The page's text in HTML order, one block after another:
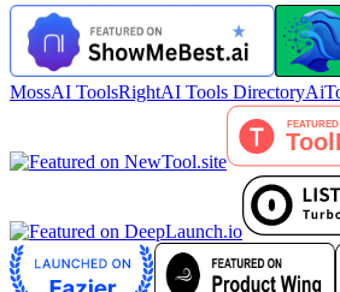
MossAI ToolsRightAI Tools Directory